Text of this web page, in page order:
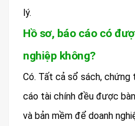
lý.
Hồ sơ, báo cáo có
nghiệp không?
Có. Tất cả sổ sách,
cáo tài chính đều được
và bản mềm để doanh